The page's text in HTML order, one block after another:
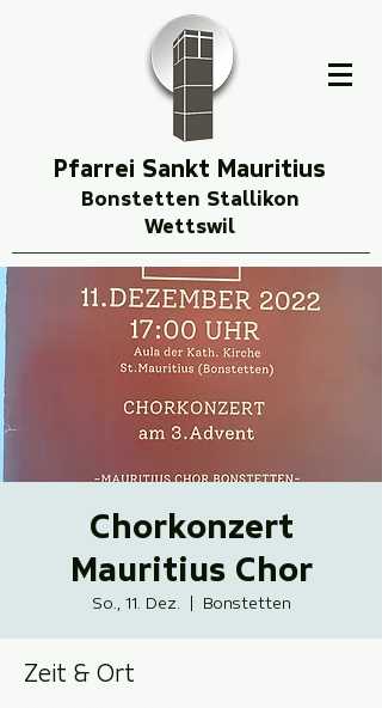
Pfarrei Sankt Mauritius
Bonstetten Stallikon
Wettswil
Chorkonzert
Mauritius Chor
So., 11. Dez. Bonstetten
Zeit & Ort